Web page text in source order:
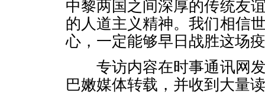
中黎两国之间深厚的传统友
的人道主义精神。我们相信
心，一定能够早日战胜这场
专访内容在时事通讯网发
巴嫩媒体转载，并收到大量